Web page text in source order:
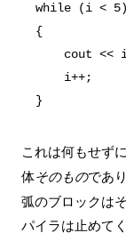
while (i < 5);
{
cout <<
    i++;
これは何もせず
体そのものであり
弧のブロックは
パイラは止めて